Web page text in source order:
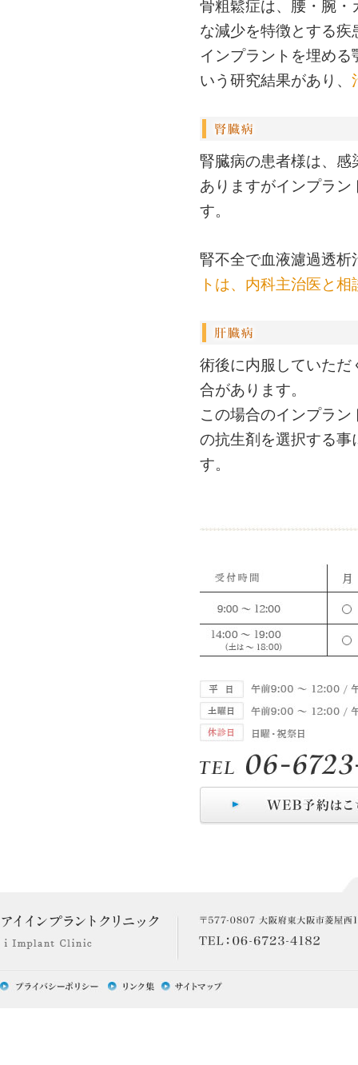
骨粗鬆症は、腰・腕・
な減少を特徴とする疾
インプラントを埋め
いう研究結果があり、
腎臓病の患者様は、感
ありますがインプラ
す。
腎不全で血液濾過透析
トは、内科主治医と相
術後に内服していただ
合があります。
この場合のインプラ
の抗生剤を選択する事
す。